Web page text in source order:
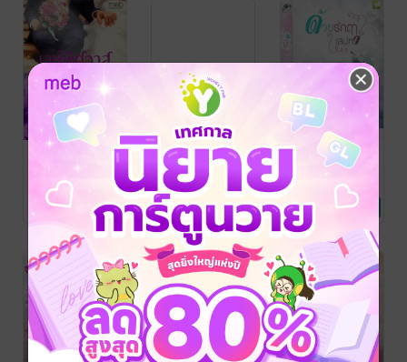
เล่ห์พิศวาส
ฉายตะวัน/
looksao_suay
นิยายโรมานซ์
1 Rating
กรุณาเข้าสู่
ระบบก่อน
ด้วยรักฤาเสน่หา
ฉายตะวัน/
looksao_suay
นิยายโรมานซ์
2 Rating